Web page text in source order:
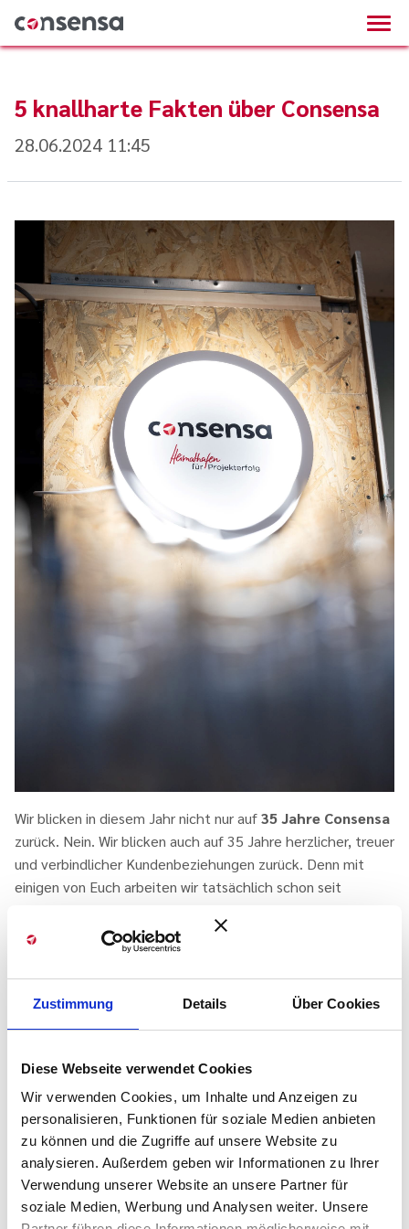
Zustimmung Details Über Cookies
Diese Webseite verwendet Cookies
Wir verwenden Cookies, um Inhalte und Anzeigen zu
personalisieren, Funktionen für soziale Medien anbieten
zu können und die Zugriffe auf unsere Website zu
analysieren. Außerdem geben wir Informationen zu Ihrer
Verwendung unserer Website an unsere Partner für
soziale Medien, Werbung und Analysen weiter. Unsere
5 knallharte Fakten über Consensa
28.06.2024 11:45
Wir blicken in diesem Jahr nicht nur auf35 Jahre Consensa
zurück. Nein. Wir blicken auch auf 35 Jahre herzlicher, treuer
und verbindlicher Kundenbeziehungen zurück. Denn mit
einigen von Euch arbeiten wir tatsächlich schon seit
Wir finden, das ist vielleicht ein bisschen wie in einer langen
gemeinsamen Jahren noch überraschen und Neues
übereinander lernen kann. Daher die Frage:
Wusstet ihr eigentlich dass,
… Consensa am 01.08.1989 in Hamburg gegründet wurde?
… die Gründerin Daniela Mayrshofer zeitgleich zur Gründung
ihr erstes Kind
bekam und zwei weitere folgten?
… Prozesskompetenz seit Beginn ein zentrales Element